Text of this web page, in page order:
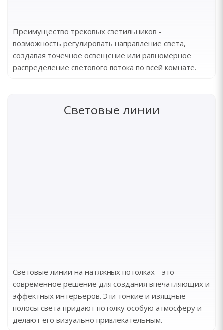
Преимущество трековых светильников -
возможность регулировать направление света,
создавая точечное освещение или равномерное
распределение светового потока по всей комнате.
Световые линии
Световые линии на натяжных потолках - это
современное решение для создания впечатляющих и
эффектных интерьеров. Эти тонкие и изящные
полосы света придают потолку особую атмосферу и
делают его визуально привлекательным.